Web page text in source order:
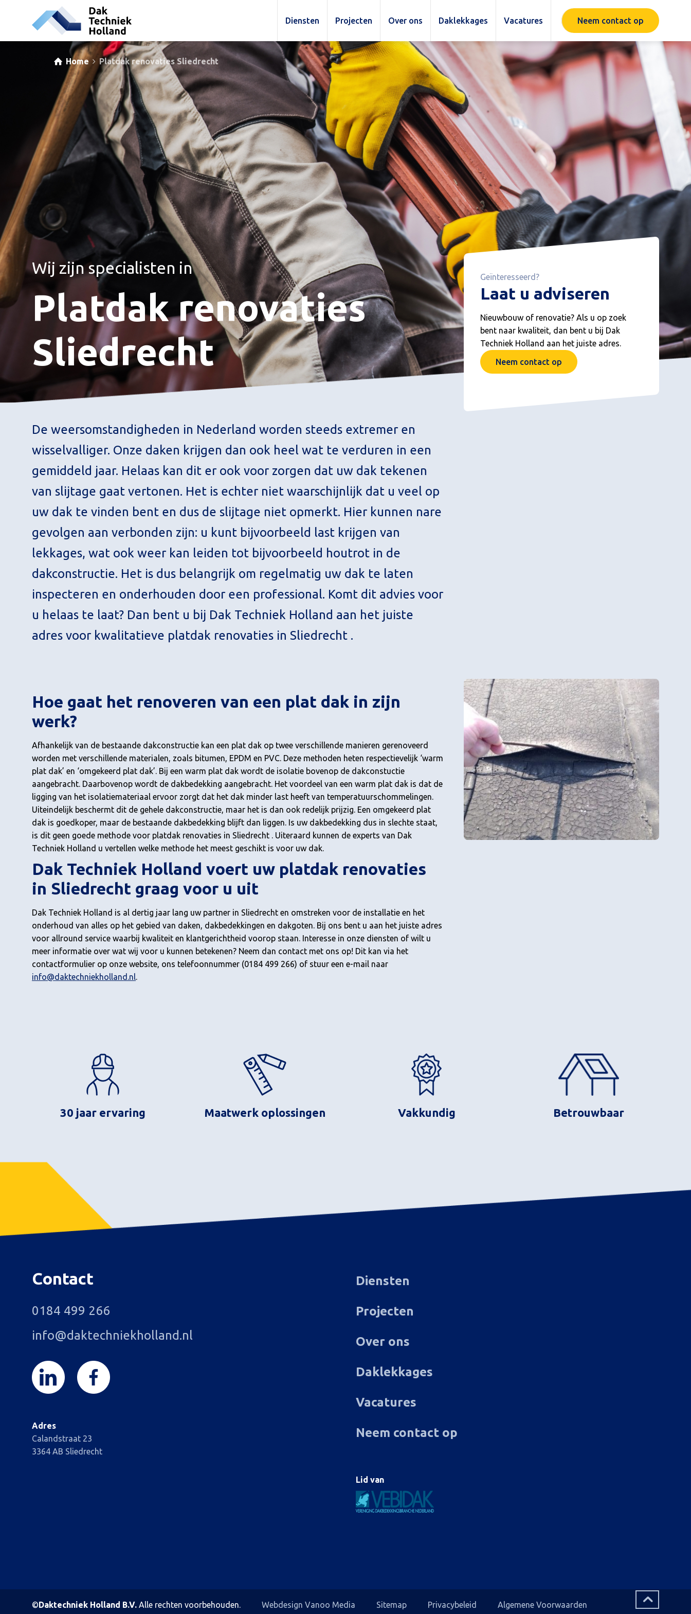
Diensten Projecten Over ons Daklekkages Vacatures Neem contact op
Home Platdak renovaties Sliedrecht
Wij zijn specialisten in
Platdak renovaties
Sliedrecht
Geïnteresseerd?
Laat u adviseren
Nieuwbouw of renovatie? Als u op zoek
bent naar kwaliteit, dan bent u bij Dak
Techniek Holland aan het juiste adres.
Neem contact op
De weersomstandigheden in Nederland worden steeds extremer en
wisselvalliger. Onze daken krijgen dan ook heel wat te verduren in een
gemiddeld jaar. Helaas kan dit er ook voor zorgen dat uw dak tekenen
van slijtage gaat vertonen. Het is echter niet waarschijnlijk dat u veel op
uw dak te vinden bent en dus de slijtage niet opmerkt. Hier kunnen nare
gevolgen aan verbonden zijn: u kunt bijvoorbeeld last krijgen van
lekkages, wat ook weer kan leiden tot bijvoorbeeld houtrot in de
dakconstructie. Het is dus belangrijk om regelmatig uw dak te laten
inspecteren en onderhouden door een professional. Komt dit advies voor
u helaas te laat? Dan bent u bij Dak Techniek Holland aan het juiste
adres voor kwalitatieve platdak renovaties in Sliedrecht .
Hoe gaat het renoveren van een plat dak in zijn
werk?
Afhankelijk van de bestaande dakconstructie kan een plat dak op twee verschillende manieren gerenoveerd
worden met verschillende materialen, zoals bitumen, EPDM en PVC. Deze methoden heten respectievelijk ‘warm
plat dak’ en ‘omgekeerd plat dak’. Bij een warm plat dak wordt de isolatie bovenop de dakconstuctie
aangebracht. Daarbovenop wordt de dakbedekking aangebracht. Het voordeel van een warm plat dak is dat de
ligging van het isolatiemateriaal ervoor zorgt dat het dak minder last heeft van temperatuurschommelingen.
Uiteindelijk beschermt dit de gehele dakconstructie, maar het is dan ook redelijk prijzig. Een omgekeerd plat
dak is goedkoper, maar de bestaande dakbedekking blijft dan liggen. Is uw dakbedekking dus in slechte staat,
is dit geen goede methode voor platdak renovaties in Sliedrecht . Uiteraard kunnen de experts van Dak
Techniek Holland u vertellen welke methode het meest geschikt is voor uw dak.
Dak Techniek Holland voert uw platdak renovaties
in Sliedrecht graag voor u uit
Dak Techniek Holland is al dertig jaar lang uw partner in Sliedrecht en omstreken voor de installatie en het
onderhoud van alles op het gebied van daken, dakbedekkingen en dakgoten. Bij ons bent u aan het juiste adres
voor allround service waarbij kwaliteit en klantgerichtheid voorop staan. Interesse in onze diensten of wilt u
meer informatie over wat wij voor u kunnen betekenen? Neem dan contact met ons op! Dit kan via het
contactformulier op onze website, ons telefoonnummer (0184 499 266) of stuur een e-mail naar
info@daktechniekholland.nl.
30 jaar ervaring Maatwerk oplossingen Vakkundig Betrouwbaar
Contact
0184 499 266
info@daktechniekholland.nl
Adres
Calandstraat 23
3364 AB Sliedrecht
Diensten
Projecten
Over ons
Daklekkages
Vacatures
Neem contact op
Lid van
©Daktechniek Holland B.V. Alle rechten voorbehouden. Webdesign Vanoo Media Sitemap Privacybeleid Algemene Voorwaarden